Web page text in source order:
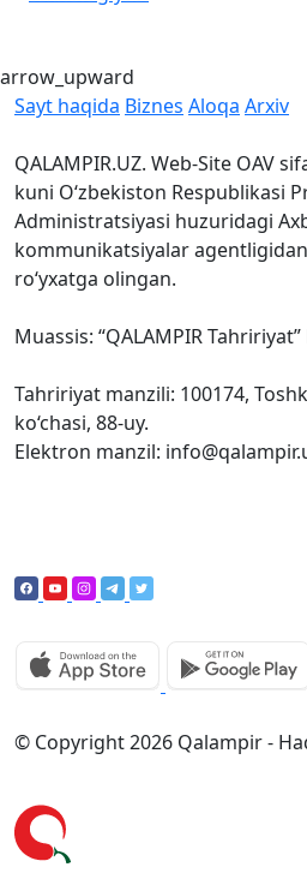
arrow_upward
Sayt haqida Biznes Aloqa Arxiv
QALAMPIR.UZ. Web-Site OAV
kuni O‘zbekiston Respublikasi
Administratsiyasi huzuridagi
kommunikatsiyalar
ro‘yxatga olingan.
Muassis: “QALAMPIR Tahririyat”
Tahririyat manzili: 100174,
ko‘chasi, 88-uy.
Elektron manzil:
© Copyright 2026 Qalampir -